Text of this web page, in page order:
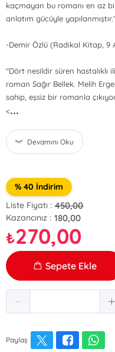
kaçmayan bu romanı en az
anlatım gücüyle
-Demir Özlü (Radikal Kitap, 9
"Dört nesildir süren hastalıklı
roman Sağır Bellek. Melih
sahip, eşsiz bir romanla
<...
Devamını Oku
% 40 İndirim
Liste Fiyatı : 450,00
Kazancınız : 180,00
₺270,00
Sepete Ekle
Paylaş